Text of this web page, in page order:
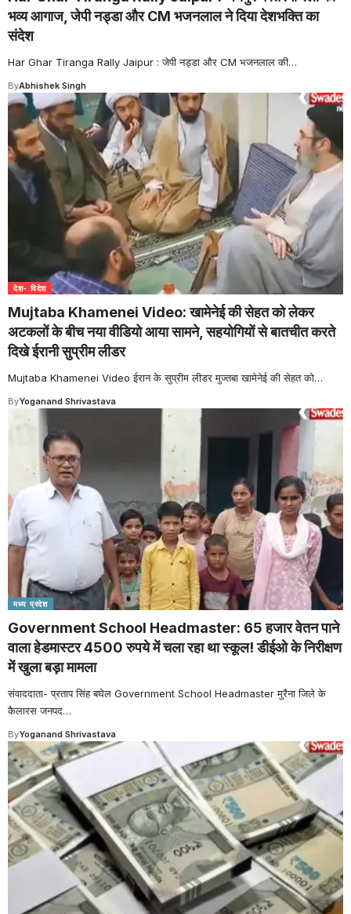
भव्य आगाज, जेपी नड्डा और CM भजनलाल ने दिया देशभक्ति का
संदेश
Har Ghar Tiranga Rally Jaipur : जेपी नड्डा और CM भजनलाल की…
ByAbhishek Singh
देश- विदेश
Mujtaba Khamenei Video: खामेनेई की सेहत को लेकर
अटकलों के बीच नया वीडियो आया सामने, सहयोगियों से बातचीत करते
दिखे ईरानी सुप्रीम लीडर
Mujtaba Khamenei Video ईरान के सुप्रीम लीडर मुज्तबा खामेनेई की सेहत को…
ByYoganand Shrivastava
मध्य प्रदेश
Government School Headmaster: 65 हजार वेतन पाने
वाला हेडमास्टर 4500 रुपये में चला रहा था स्कूल! डीईओ के निरीक्षण
में खुला बड़ा मामला
संवाददाता- प्रताप सिंह बघेल Government School Headmaster मुरैना जिले के
कैलारस जनपद…
ByYoganand Shrivastava